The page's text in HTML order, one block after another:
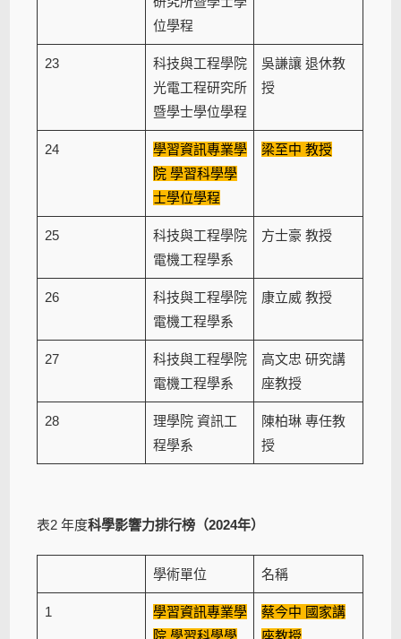
位學程
23
科技與工程學院
光電工程研究所
暨學士學位學程
吳謙讓 退休教
授
24
學習資訊專業學
院 學習科學學
士學位學程
梁至中 教授
25
科技與工程學院
電機工程學系
方士豪 教授
26
科技與工程學院
電機工程學系
康立威 教授
27
科技與工程學院
電機工程學系
高文忠 研究講
座教授
28
理學院 資訊工
程學系
陳柏琳 專任教
授
表2 年度科學影響力排行榜（2024年）
學術單位 名稱
1
學習資訊專業學
院 學習科學學
蔡今中 國家講
座教授